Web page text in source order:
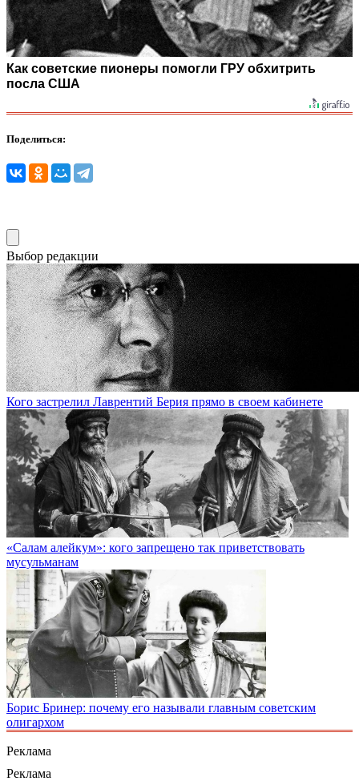
Как советские пионеры помогли ГРУ обхитрить
посла США
Поделиться:
Выбор редакции
Кого застрелил Лаврентий Берия прямо в своем кабинете
«Салам алейкум»: кого запрещено так приветствовать
мусульманам
Борис Бринер: почему его называли главным советским
олигархом
Реклама
Реклама